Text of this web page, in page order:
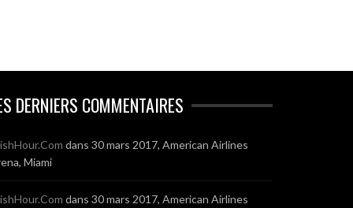
DERNIERS COMMENTAIRES
dans 30 mars 2017, American Airlines
Miami
dans 30 mars 2017, American Airlines